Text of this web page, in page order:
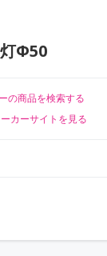
Φ50
の商品を検索する
ーカーサイトを見る